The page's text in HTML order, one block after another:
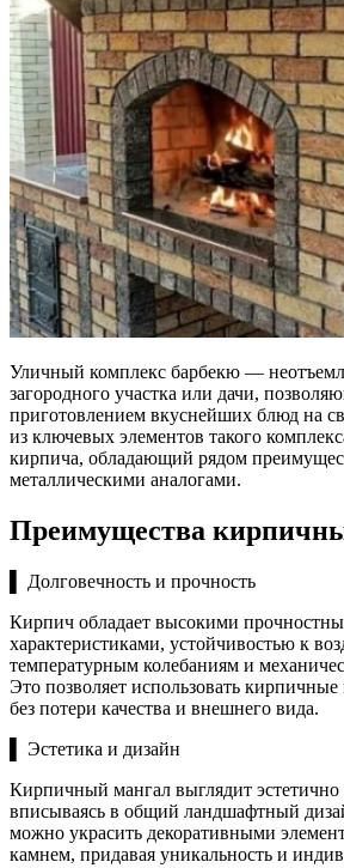
Уличный комплекс барбекю —
загородного участка или дачи,
приготовлением вкуснейших блюд на
из ключевых элементов такого
кирпича, обладающий рядом
металлическими аналогами.
Преимущества
▌ Долговечность и прочность
Кирпич обладает высокими
характеристиками, устойчивостью к
температурным колебаниям и
Это позволяет использовать
без потери качества и внешнего вида.
▌ Эстетика и дизайн
Кирпичный мангал выглядит
вписываясь в общий ландшафтный
можно украсить декоративными
камнем, придавая уникальность и